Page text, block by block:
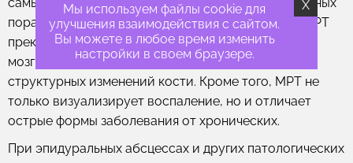
поражений костей. В отличие от КТ и рентгена, МРТ
прекрасно визуализирует мягкие ткани и костный
мозг, позволяет увидеть отек еще до появления
структурных изменений кости. Кроме того, МРТ не
только визуализирует воспаление, но и отличает
острые формы заболевания от хронических.
При эпидуральных абсцессах и других патологических
Мы используем файлы cookie для
улучшения взаимодействия с сайтом.
Вы можете в любое время изменить
настройки в своем браузере.
X